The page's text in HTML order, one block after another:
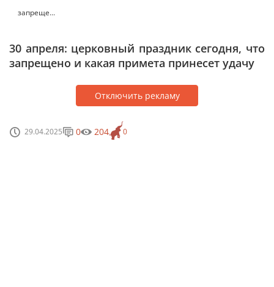
запреще...
30 апреля: церковный праздник сегодня, что
запрещено и какая примета принесет удачу
Отключить рекламу
29.04.2025 0
0 204